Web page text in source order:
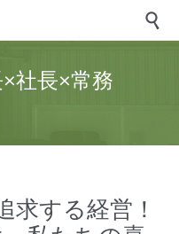

社長×常務
求する経営！